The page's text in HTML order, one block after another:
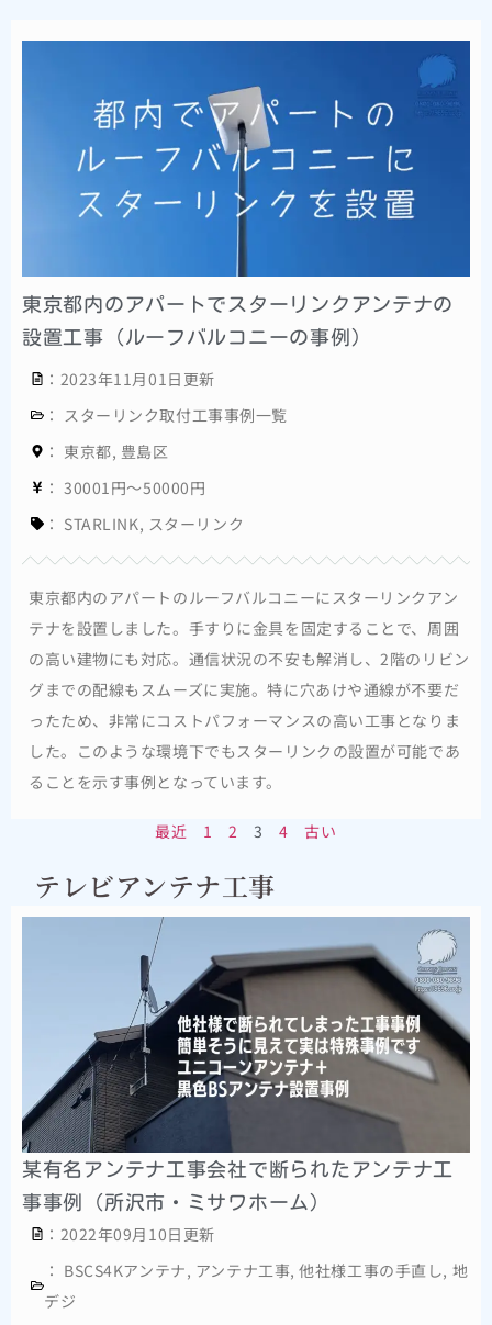
東京都内のアパートでスターリンクアンテナの
設置工事（ルーフバルコニーの事例）
：2023年11月01日更新
： スターリンク取付工事事例一覧
： 東京都, 豊島区
： 30001円～50000円
： STARLINK, スターリンク
東京都内のアパートのルーフバルコニーにスターリンクアン
テナを設置しました。手すりに金具を固定することで、周囲
の高い建物にも対応。通信状況の不安も解消し、2階のリビン
グまでの配線もスムーズに実施。特に穴あけや通線が不要だ
ったため、非常にコストパフォーマンスの高い工事となりま
した。このような環境下でもスターリンクの設置が可能であ
ることを示す事例となっています。
最近 1 2 3 4 古い
テレビアンテナ工事
某有名アンテナ工事会社で断られたアンテナ工
事事例（所沢市・ミサワホーム）
：2022年09月10日更新
： BSCS4Kアンテナ, アンテナ工事,他社様工事の手直し, 地
デジ